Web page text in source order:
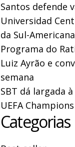
Santos defende
Universidad
da Sul-Americana
Programa do
Luiz Ayrão e
semana
SBT dá largada
UEFA
Categorias